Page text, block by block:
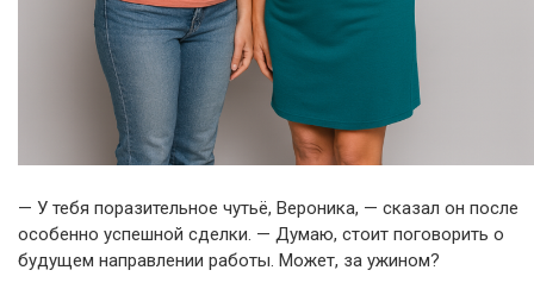
— У тебя поразительное чутьё, Вероника, — сказал он после
особенно успешной сделки. — Думаю, стоит поговорить о
будущем направлении работы. Может, за ужином?